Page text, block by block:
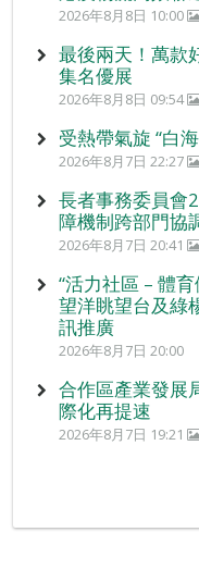
2026年8月8日 10:00
最後兩天！萬款
集名優展
2026年8月8日 09:54
受熱帶氣旋 “白
2026年8月7日 22:27
長者事務委員會
障機制跨部門協
2026年8月7日 20:41
“活力社區 – 體
望洋眺望台及綠
訊推廣
2026年8月7日 20:00
合作區產業發展
際化再提速
2026年8月7日 19:21